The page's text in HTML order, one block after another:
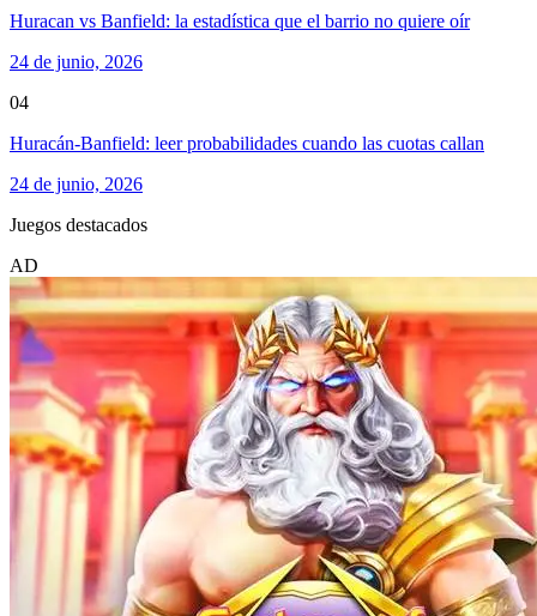
Huracan vs Banfield: la estadística que el barrio no quiere oír
24 de junio, 2026
04
Huracán-Banfield: leer probabilidades cuando las cuotas callan
24 de junio, 2026
Juegos destacados
AD